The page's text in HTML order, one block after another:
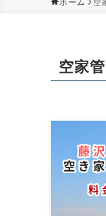
ホーム 空
空家